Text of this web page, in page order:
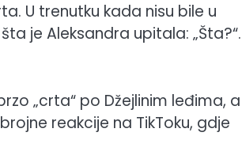
U trenutku kada nisu bile u
je Aleksandra upitala: „Šta?“.
„crta“ po Džejlinim leđima, a
reakcije na TikToku, gdje